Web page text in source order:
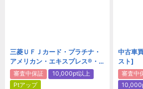
三菱ＵＦＪカード・プラチナ・
アメリカン・エキスプレス®・
カード
審査中保証
10,000pt以上
Ptアップ
中古車
スト]
審査中